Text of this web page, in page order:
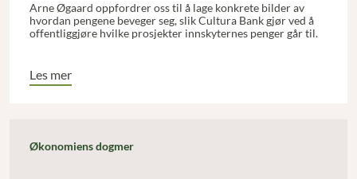
Arne Øgaard oppfordrer oss til å lage konkrete bilder av
hvordan pengene beveger seg, slik Cultura Bank gjør ved å
offentliggjøre hvilke prosjekter innskyternes penger går til.
Les mer
Økonomiens dogmer